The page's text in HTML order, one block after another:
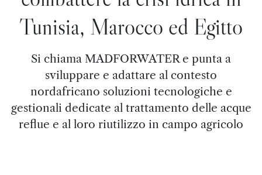
Tunisia, Marocco ed Egitto
Si chiama MADFORWATER e punta a
sviluppare e adattare al contesto
nordafricano soluzioni tecnologiche e
gestionali dedicate al trattamento delle acque
reflue e al loro riutilizzo in campo agricolo